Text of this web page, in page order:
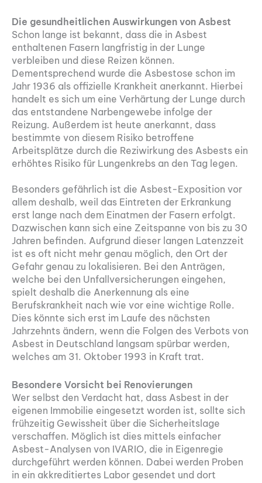
Die gesundheitlichen Auswirkungen von Asbest
Schon lange ist bekannt, dass die in Asbest
enthaltenen Fasern langfristig in der Lunge
verbleiben und diese Reizen können.
Dementsprechend wurde die Asbestose schon im
Jahr 1936 als offizielle Krankheit anerkannt. Hierbei
handelt es sich um eine Verhärtung der Lunge durch
das entstandene Narbengewebe infolge der
Reizung. Außerdem ist heute anerkannt, dass
bestimmte von diesem Risiko betroffene
Arbeitsplätze durch die Reziwirkung des Asbests ein
erhöhtes Risiko für Lungenkrebs an den Tag legen.
Besonders gefährlich ist die Asbest-Exposition vor
allem deshalb, weil das Eintreten der Erkrankung
erst lange nach dem Einatmen der Fasern erfolgt.
Dazwischen kann sich eine Zeitspanne von bis zu 30
Jahren befinden. Aufgrund dieser langen Latenzzeit
ist es oft nicht mehr genau möglich, den Ort der
Gefahr genau zu lokalisieren. Bei den Anträgen,
welche bei den Unfallversicherungen eingehen,
spielt deshalb die Anerkennung als eine
Berufskrankheit nach wie vor eine wichtige Rolle.
Dies könnte sich erst im Laufe des nächsten
Jahrzehnts ändern, wenn die Folgen des Verbots von
Asbest in Deutschland langsam spürbar werden,
welches am 31. Oktober 1993 in Kraft trat.
Besondere Vorsicht bei Renovierungen
Wer selbst den Verdacht hat, dass Asbest in der
eigenen Immobilie eingesetzt worden ist, sollte sich
frühzeitig Gewissheit über die Sicherheitslage
verschaffen. Möglich ist dies mittels einfacher
Asbest-Analysen von IVARIO, die in Eigenregie
durchgeführt werden können. Dabei werden Proben
in ein akkreditiertes Labor gesendet und dort